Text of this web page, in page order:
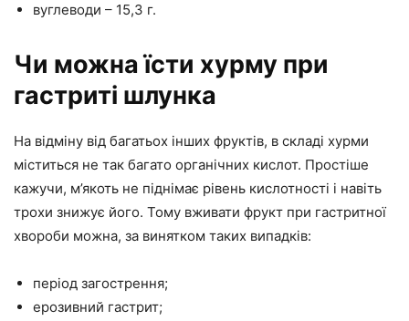
вуглеводи – 15,3 г.
Чи можна їсти хурму при
гастриті шлунка
На відміну від багатьох інших фруктів, в складі хурми
міститься не так багато органічних кислот. Простіше
кажучи, м’якоть не піднімає рівень кислотності і навіть
трохи знижує його. Тому вживати фрукт при гастритної
хвороби можна, за винятком таких випадків:
період загострення;
ерозивний гастрит;